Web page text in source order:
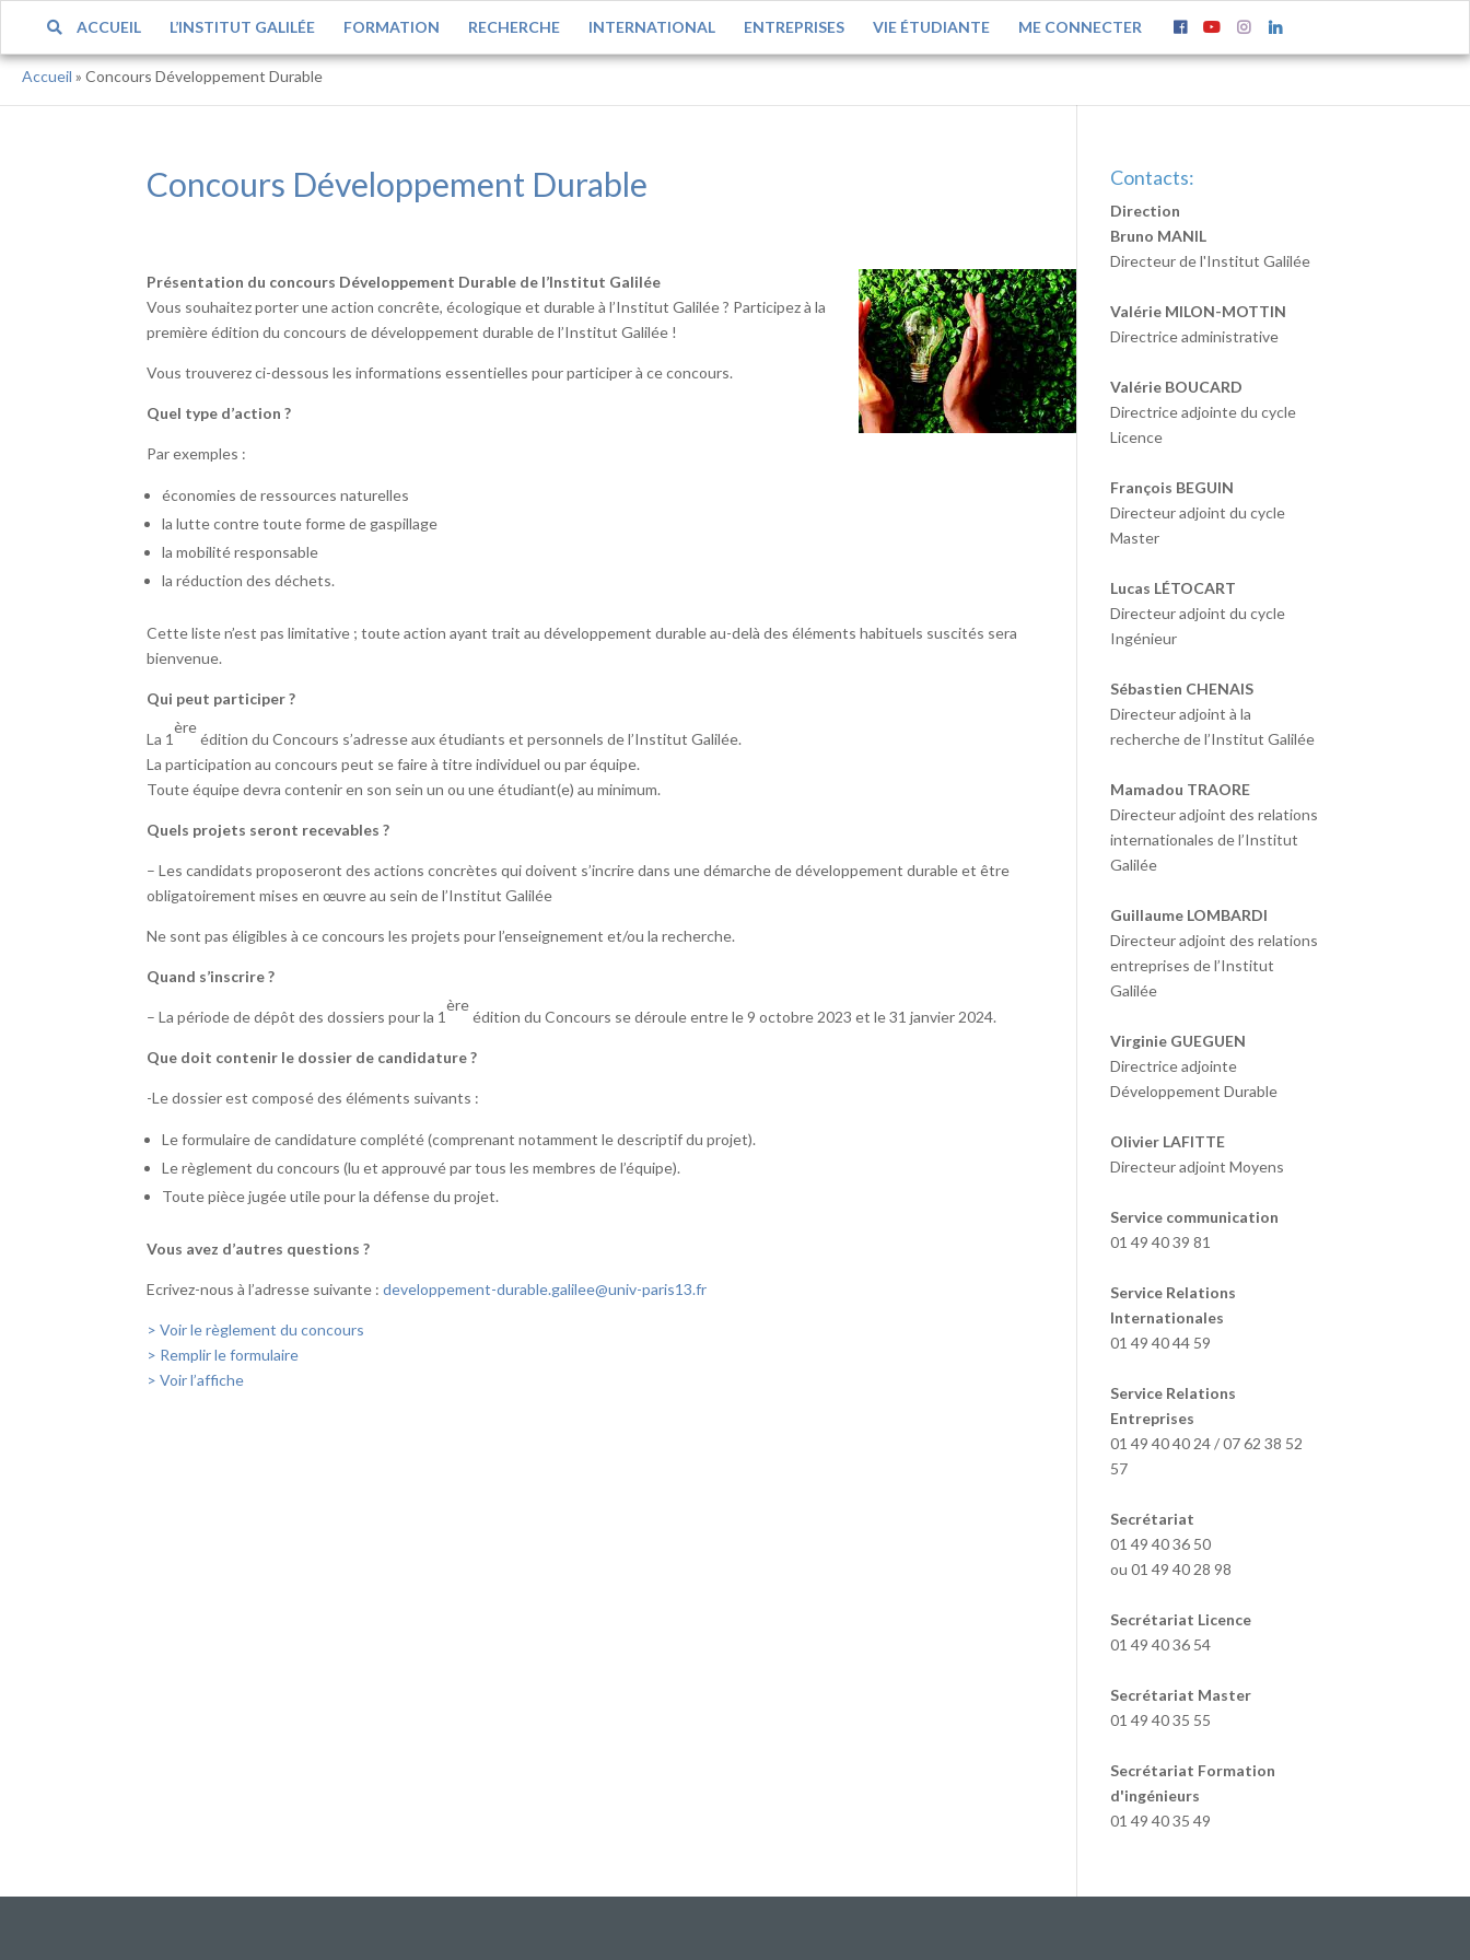
ACCUEIL L’INSTITUT GALILÉE FORMATION RECHERCHE INTERNATIONAL ENTREPRISES VIE ÉTUDIANTE ME CONNECTER
Accueil » Concours Développement Durable
Concours Développement Durable
Présentation du concours Développement Durable de l’Institut Galilée
Vous souhaitez porter une action concrête, écologique et durable à l’Institut Galilée ? Participez à la
première édition du concours de développement durable de l’Institut Galilée !
Vous trouverez ci-dessous les informations essentielles pour participer à ce concours.
Quel type d’action ?
Par exemples :
économies de ressources naturelles
la lutte contre toute forme de gaspillage
la mobilité responsable
la réduction des déchets.
Cette liste n’est pas limitative ; toute action ayant trait au développement durable au-delà des éléments habituels suscités sera
bienvenue.
Qui peut participer ?
La 1
ère
édition du Concours s’adresse aux étudiants et personnels de l’Institut Galilée.
La participation au concours peut se faire à titre individuel ou par équipe.
Toute équipe devra contenir en son sein un ou une étudiant(e) au minimum.
Quels projets seront recevables ?
– Les candidats proposeront des actions concrètes qui doivent s’incrire dans une démarche de développement durable et être
obligatoirement mises en œuvre au sein de l’Institut Galilée
Ne sont pas éligibles à ce concours les projets pour l’enseignement et/ou la recherche.
Quand s’inscrire ?
– La période de dépôt des dossiers pour la 1
ère
édition du Concours se déroule entre le 9 octobre 2023 et le 31 janvier 2024.
Que doit contenir le dossier de candidature ?
-Le dossier est composé des éléments suivants :
Le formulaire de candidature complété (comprenant notamment le descriptif du projet).
Le règlement du concours (lu et approuvé par tous les membres de l’équipe).
Toute pièce jugée utile pour la défense du projet.
Vous avez d’autres questions ?
Ecrivez-nous à l’adresse suivante :developpement-durable.galilee@univ-paris13.fr
> Voir le règlement du concours
> Remplir le formulaire
> Voir l’affiche
Contacts:
Direction
Bruno MANIL
Directeur de l'Institut Galilée
Valérie MILON-MOTTIN
Directrice administrative
Valérie BOUCARD
Directrice adjointe du cycle
Licence
François BEGUIN
Directeur adjoint du cycle
Master
Lucas LÉTOCART
Directeur adjoint du cycle
Ingénieur
Sébastien CHENAIS
Directeur adjoint à la
recherche de l’Institut Galilée
Mamadou TRAORE
Directeur adjoint des relations
internationales de l’Institut
Galilée
Guillaume LOMBARDI
Directeur adjoint des relations
entreprises de l’Institut
Galilée
Virginie GUEGUEN
Directrice adjointe
Développement Durable
Olivier LAFITTE
Directeur adjoint Moyens
Service communication
01 49 40 39 81
Service Relations
Internationales
01 49 40 44 59
Service Relations
Entreprises
01 49 40 40 24 / 07 62 38 52
57
Secrétariat
01 49 40 36 50
ou 01 49 40 28 98
Secrétariat Licence
01 49 40 36 54
Secrétariat Master
01 49 40 35 55
Secrétariat Formation
d'ingénieurs
01 49 40 35 49